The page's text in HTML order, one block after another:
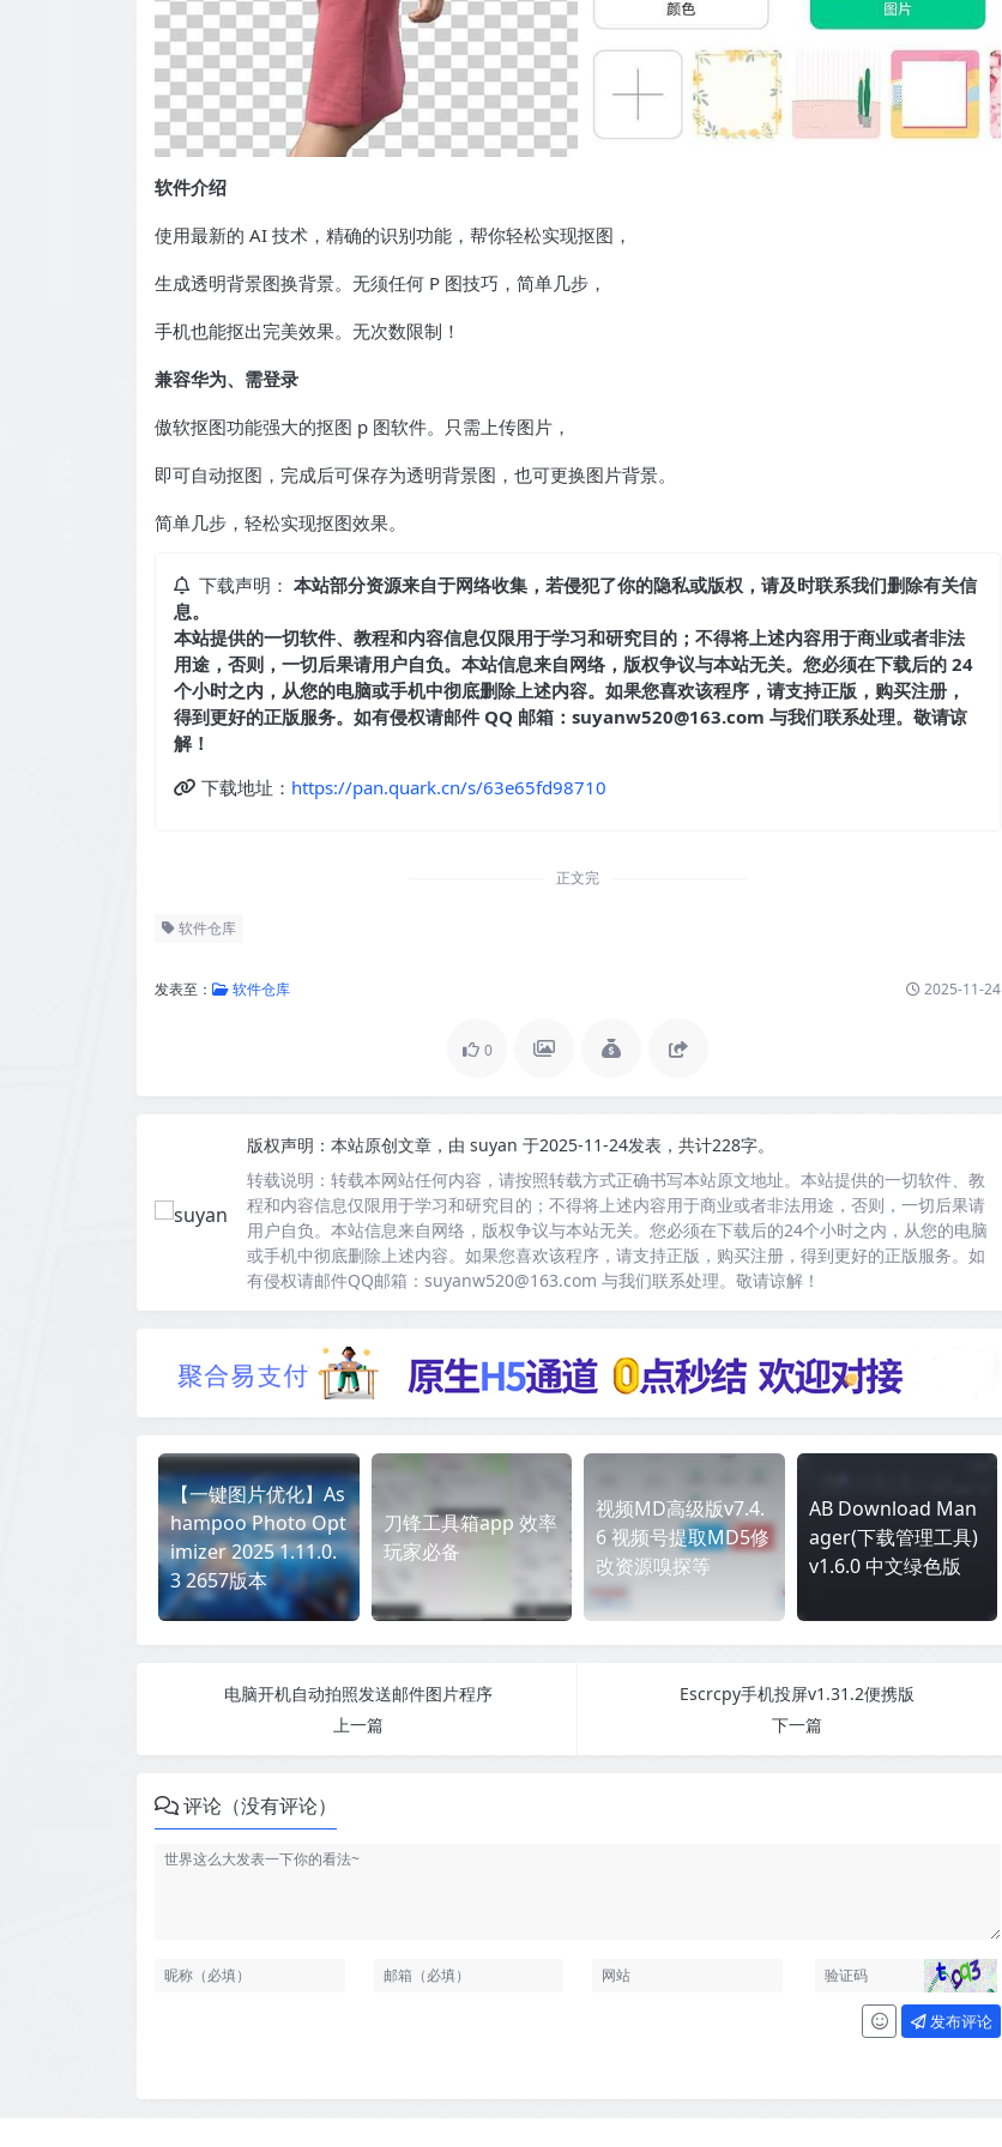
软件介绍
使用最新的 AI 技术，精确的识别功能，帮你轻松实现抠图，
生成透明背景图换背景。无须任何 P 图技巧，简单几步，
手机也能抠出完美效果。无次数限制！
兼容华为、需登录
傲软抠图功能强大的抠图 p 图软件。只需上传图片，
即可自动抠图，完成后可保存为透明背景图，也可更换图片背景。
简单几步，轻松实现抠图效果。
下载声明： 本站部分资源来自于网络收集，若侵犯了你的隐私或版权，请及时联系我们删除有关信
息。
本站提供的一切软件、教程和内容信息仅限用于学习和研究目的；不得将上述内容用于商业或者非法
用途，否则，一切后果请用户自负。本站信息来自网络，版权争议与本站无关。您必须在下载后的 24
个小时之内，从您的电脑或手机中彻底删除上述内容。如果您喜欢该程序，请支持正版，购买注册，
得到更好的正版服务。如有侵权请邮件 QQ 邮箱：suyanw520@163.com 与我们联系处理。敬请谅
解！
下载地址： https://pan.quark.cn/s/63e65fd98710
正文完
软件仓库
发表至： 软件仓库 2025-11-24
0
版权声明： 本站原创文章，由 suyan 于2025-11-24发表，共计228字。
转载说明： 转载本网站任何内容，请按照转载方式正确书写本站原文地址。本站提供的一切软件、教
程和内容信息仅限用于学习和研究目的；不得将上述内容用于商业或者非法用途，否则，一切后果请
用户自负。本站信息来自网络，版权争议与本站无关。您必须在下载后的24个小时之内，从您的电脑
或手机中彻底删除上述内容。如果您喜欢该程序，请支持正版，购买注册，得到更好的正版服务。如
有侵权请邮件QQ邮箱：suyanw520@163.com 与我们联系处理。敬请谅解！
【一键图片优化】As
hampoo Photo Opt
imizer 2025 1.11.0.
3 2657版本
刀锋工具箱app 效率
玩家必备
视频MD高级版v7.4.
6 视频号提取MD5修
改资源嗅探等
AB Download Man
ager(下载管理工具)
v1.6.0 中文绿色版
电脑开机自动拍照发送邮件图片程序
上一篇
Escrcpy手机投屏v1.31.2便携版
下一篇
评论（没有评论）
发布评论